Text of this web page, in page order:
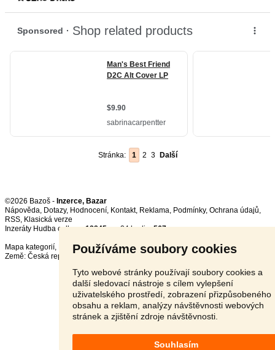
Používáme soubory cookies
Tyto webové stránky používají soubory cookies a
další sledovací nástroje s cílem vylepšení
uživatelského prostředí, zobrazení přizpůsobeného
obsahu a reklam, analýzy návštěvnosti webových
stránek a zjištění zdroje návštěvnosti.
Souhlasím
Stránka: 1 2 3 Další
©2026 Bazoš - Inzerce, Bazar
Nápověda, Dotazy, Hodnocení, Kontakt, Reklama, Podmínky, Ochrana údajů,
RSS,
Inzeráty Hudba celkem:18845, za 24 hodin:567
Mapa kategorií,
Nejvyhledávanější výrazy
Země: Česká republika Rakousko